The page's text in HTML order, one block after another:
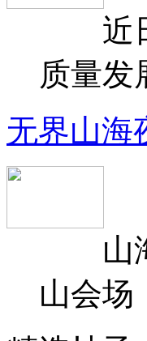
近日
质量发
无界山
山海
山会场